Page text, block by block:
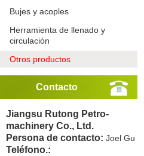
Bujes y acoples
Herramienta de llenado y
circulación
Otros productos
Contacto
Jiangsu Rutong Petro-
machinery Co., Ltd.
Persona de contacto: Joel Gu
Teléfono.: